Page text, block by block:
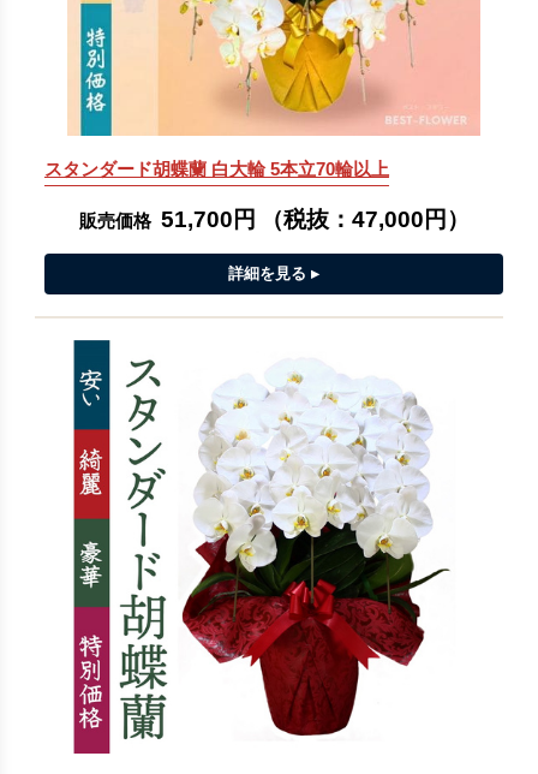
スタンダード胡蝶蘭 白大輪 5本立70輪以上
販売価格 51,700円 （税抜： 47,000円 ）